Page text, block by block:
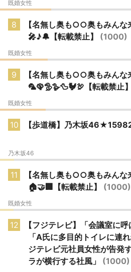
既婚女性
8
【名無し奥も○○奥もみんな
🎤♪🔔【転載禁止】 (1000)
既婚女性
9
【名無し奥も○○奥もみんな
🦜🦚🦤🪿🦆🐓🦃【転載禁止】
既婚女性
10 【歩道橋】乃木坂
乃木坂46
11
【名無し奥も○○奥もみんな
🏠🤝🏢【転載禁止】 (1000)
既婚女性
12
【フジテレビ】「会議室に
「A氏に多目的トイレに連
ジテレビ元社員女性が告発
ラが横行する社風」 (1000)